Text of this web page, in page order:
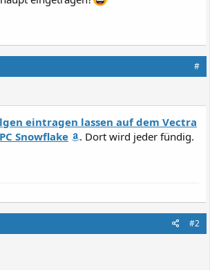
#
eintragen lassen auf dem Vectra
Snowflake
. Dort wird jeder fündig.
#2